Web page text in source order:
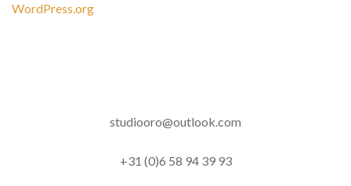
WordPress.org
studiooro@outlook.com
+31 (0)6 58 94 39 93